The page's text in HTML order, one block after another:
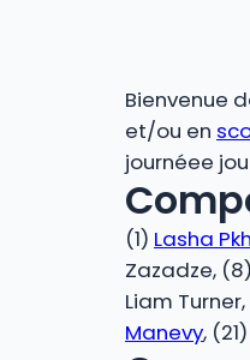
Bienvenue
et/ou en
journéee
(1) Lasha
Zazadze,
Liam
Manevy,